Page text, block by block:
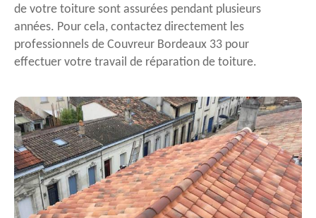
de votre toiture sont assurées pendant plusieurs
années. Pour cela, contactez directement les
professionnels de Couvreur Bordeaux 33 pour
effectuer votre travail de réparation de toiture.